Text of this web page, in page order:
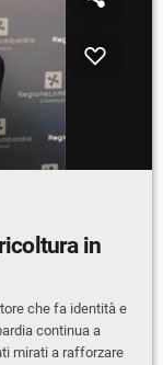
in
che fa identità e
continua a
mirati a rafforzare